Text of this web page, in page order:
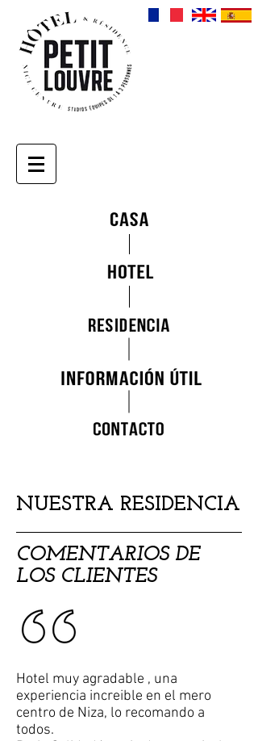
COMENTARIOS DE
LOS CLIENTES
Hotel muy agradable , una
experiencia increible en el mero
centro de Niza, lo recomando a
todos.
NUESTRA RESIDENCIA